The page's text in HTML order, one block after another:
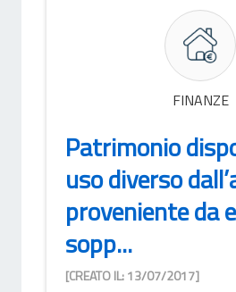
FINANZE
Patrimonio
uso diverso
proveniente da
sopp...
[CREATO IL: 13/07/2017]